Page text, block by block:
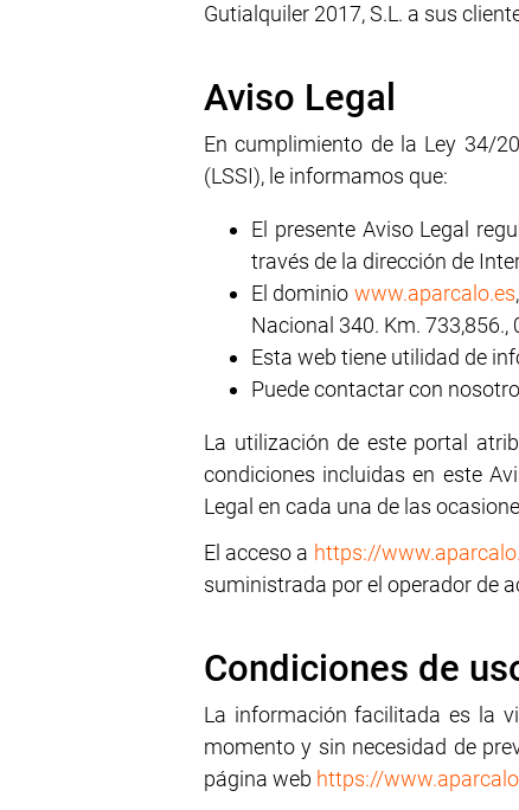
Gutialquiler 2017, S.L. a sus
Aviso Legal
En cumplimiento de la Ley 34/
(LSSI), le informamos que:
El presente Aviso Legal
través de la dirección de
El dominio www.aparcalo.es
Nacional 340. Km. 733,856.,
Esta web tiene utilidad de
Puede contactar con
La utilización de este portal
condiciones incluidas en este
Legal en cada una de las
El acceso a https://
suministrada por el operador de
Condiciones de
La información facilitada es la
momento y sin necesidad de
página web https://